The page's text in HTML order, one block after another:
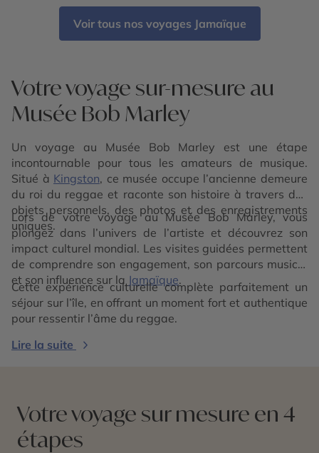
Voir tous nos voyages Jamaïque
Votre voyage sur-mesure au
Musée Bob Marley
Un voyage au Musée Bob Marley est une étape
incontournable pour tous les amateurs de musique.
Situé à Kingston, ce musée occupe l’ancienne demeure
du roi du reggae et raconte son histoire à travers des
objets personnels, des photos et des enregistrements
uniques.
Lors de votre voyage au Musée Bob Marley, vous
plongez dans l’univers de l’artiste et découvrez son
impact culturel mondial. Les visites guidées permettent
de comprendre son engagement, son parcours musical
et son influence sur la Jamaïque.
Cette expérience culturelle complète parfaitement un
séjour sur l’île, en offrant un moment fort et authentique
pour ressentir l’âme du reggae.
Lire la suite
Votre voyage sur mesure en 4
étapes